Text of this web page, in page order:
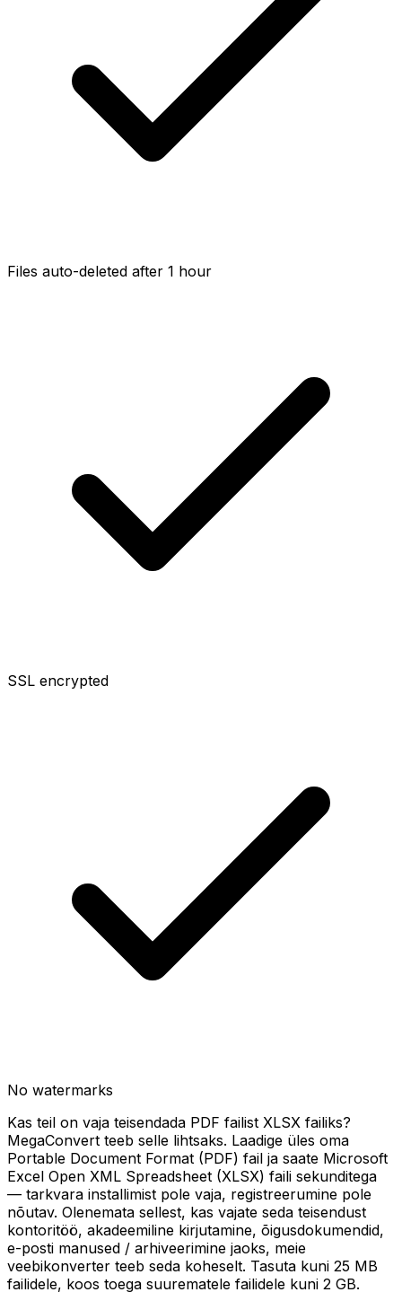
Files auto-deleted after 1 hour
SSL encrypted
No watermarks
Kas teil on vaja teisendada PDF failist XLSX failiks?
MegaConvert teeb selle lihtsaks. Laadige üles oma
Portable Document Format (PDF) fail ja saate Microsoft
Excel Open XML Spreadsheet (XLSX) faili sekunditega
— tarkvara installimist pole vaja, registreerumine pole
nõutav. Olenemata sellest, kas vajate seda teisendust
kontoritöö, akadeemiline kirjutamine, õigusdokumendid,
e-posti manused / arhiveerimine jaoks, meie
veebikonverter teeb seda koheselt. Tasuta kuni 25 MB
failidele, koos toega suurematele failidele kuni 2 GB.